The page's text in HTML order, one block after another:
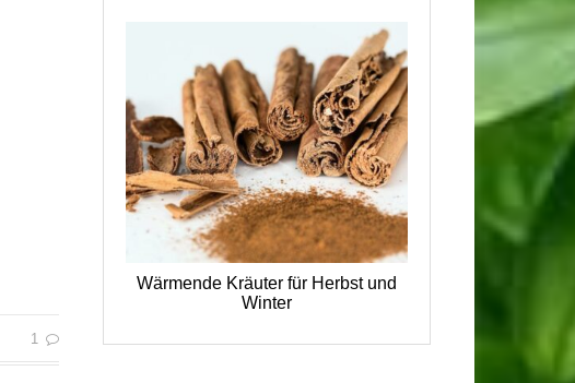
1
Wärmende Kräuter für Herbst und
Winter